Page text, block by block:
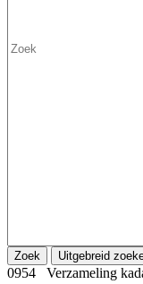
Zoek Uitgebreid
0954 Verzameling